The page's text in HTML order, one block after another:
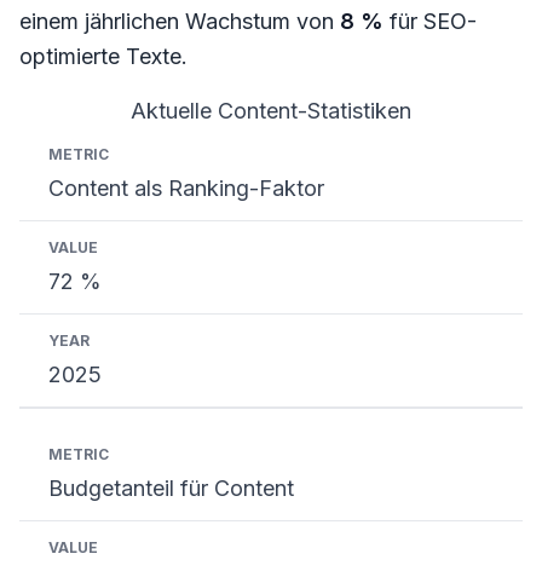
einem jährlichen Wachstum von 8 % für SEO-
optimierte Texte.
Aktuelle Content-Statistiken
MetricValue
Content als Ranking-Faktor
72 %
2025
Budgetanteil für Content